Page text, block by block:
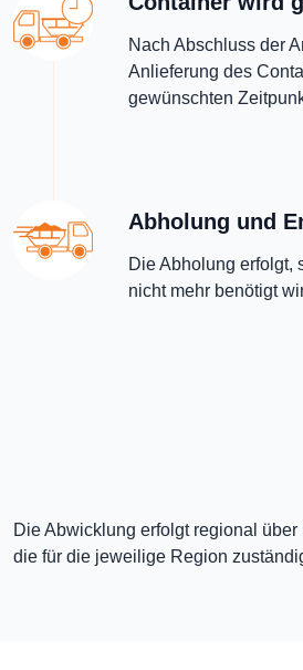
Nach Abschluss der
Anlieferung des
gewünschten
Abholung und
Die Abholung erfolgt,
nicht mehr benötigt
Die Abwicklung erfolgt regional
die für die jeweilige Region